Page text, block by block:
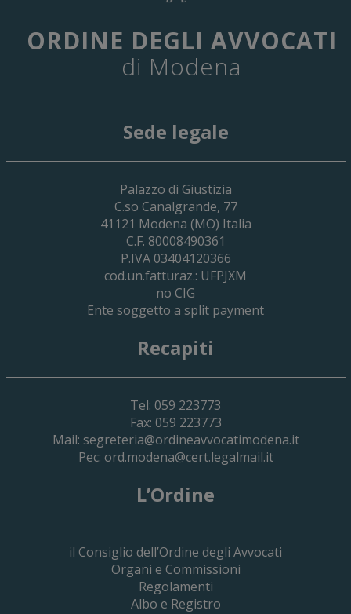
29 Giugno 2026
Cassa Forense – Elezioni Dei Delegati
2030
ORDINE DEGLI AVVOCATI
di Modena
Sede legale
Palazzo di Giustizia
C.so Canalgrande, 77
41121 Modena (MO) Italia
C.F. 80008490361
P.IVA 03404120366
cod.un.fatturaz.: UFPJXM
no CIG
Ente soggetto a split payment
Recapiti
Tel: 059 223773
Fax: 059 223773
Mail: segreteria@ordineavvocatimodena.it
Pec: ord.modena@cert.legalmail.it
L’Ordine
il Consiglio dell’Ordine degli Avvocati
Organi e Commissioni
Regolamenti
Albo e Registro